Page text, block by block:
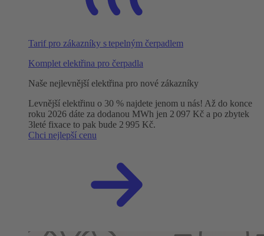
Tarif pro zákazníky s tepelným čerpadlem
Komplet elektřina pro čerpadla
Naše nejlevnější elektřina pro nové zákazníky
Levnější elektřinu o 30 % najdete jenom u nás! Až do konce
roku 2026 dáte za dodanou MWh jen 2 097 Kč a po zbytek
3leté fixace to pak bude 2 995 Kč.
Chci nejlepší cenu